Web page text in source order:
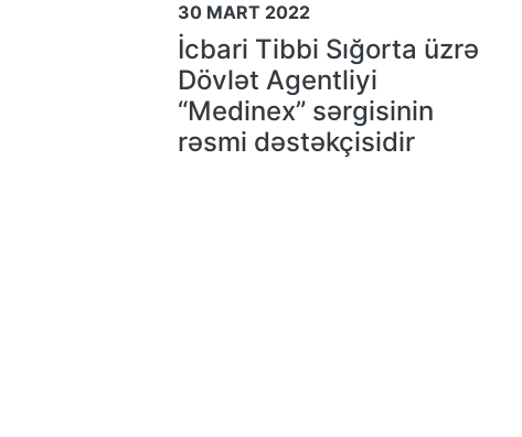
30 MART 2022
İcbari Tibbi Sığorta üzrə
Dövlət Agentliyi
“Medinex” sərgisinin
rəsmi dəstəkçisidir